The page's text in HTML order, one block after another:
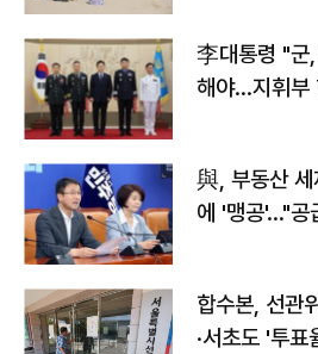
李대통령 "군
해야…지휘부
與, 부동산 세
에 '맹공'…"공
합수본, 선관
·서초도 '투